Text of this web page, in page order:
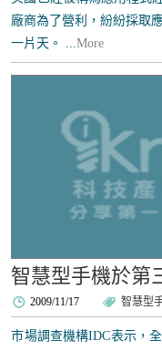
廠商為了營利，紛紛採取
一片天。 ...More
智慧型手機於第
2009/11/17 智慧型
市場調查機構IDC表示，